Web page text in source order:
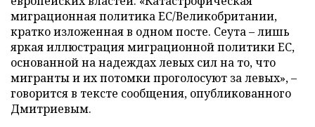
миграционная политика ЕС/Великобритании,
кратко изложенная в одном посте. Сеута – лишь
яркая иллюстрация миграционной политики ЕС,
основанной на надеждах левых сил на то, что
мигранты и их потомки проголосуют за левых», –
говорится в тексте сообщения, опубликованного
Дмитриевым.